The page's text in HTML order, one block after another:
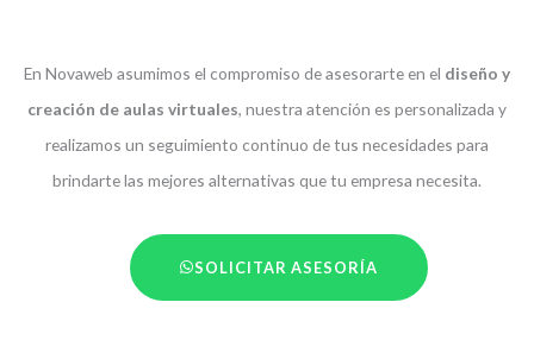
En Novaweb asumimos el compromiso de asesorarte en el diseño y
creación de aulas virtuales, nuestra atención es personalizada y
realizamos un seguimiento continuo de tus necesidades para
brindarte las mejores alternativas que tu empresa necesita.
SOLICITAR ASESORÍA